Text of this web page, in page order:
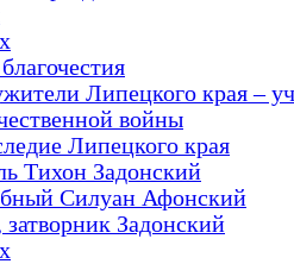
Липецкого края –
войны
Липецкого края
Тихон Задонский
Силуан Афонский
затворник Задонский